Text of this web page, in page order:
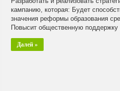
кампанию, которая: Будет
значения реформы образования
Повысит общественную поддержку
Далей »